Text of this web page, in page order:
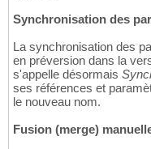
Synchronisation des
La synchronisation des
en préversion dans la
s'appelle désormais
ses références et
le nouveau nom.
Fusion (merge)